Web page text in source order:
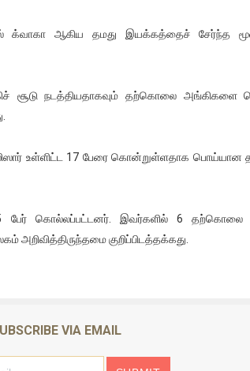
கேணல் சங்கர் ஆகியோரின் நினைவெழுச்சி
தமிழின அழிப்பிற்கு நீதி கேட்டு
(படங்கள், விடியோ)
பொதுச் சபை கூட்டத்தில் இன்று உரை
(வீடியோ)
க்வாகா ஆகிய தமது இயக்கத்தைச் சேர்ந்த
சூடு நடத்தியதாகவும் தற்கொலை அங்கிகளை
உள்ளிட்ட 17 பேரை கொன்றுள்ளதாக பொய்யான
கொல்லப்பட்டனர். இவர்களில் 6 தற்கொலை
குறிப்பிடத்தக்கது.
VIA EMAIL